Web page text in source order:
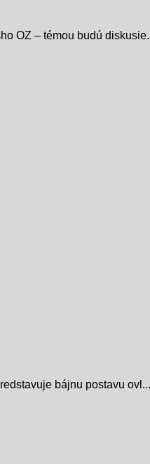
OZ – témou budú
bájnu postavu ovl...